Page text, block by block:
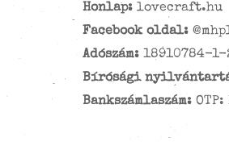
Honlap: lovecraft.hu
Facebook oldal:
Adószám: 18910784-1-
Bírósági
Bankszámlaszám: